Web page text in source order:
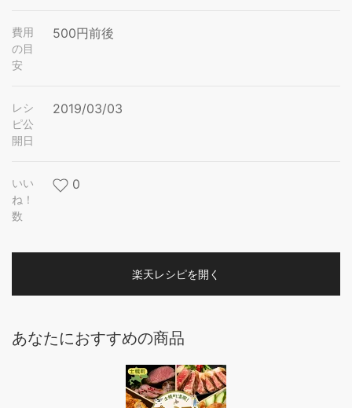
費用
の目
安
500円前後
レシ
ピ公
開日
2019/03/03
いい
ね！
数
0
楽天レシピを開く
あなたにおすすめの商品